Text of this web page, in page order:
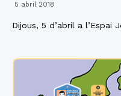
5 abril 2018
Dijous, 5 d’abril a l’Espai